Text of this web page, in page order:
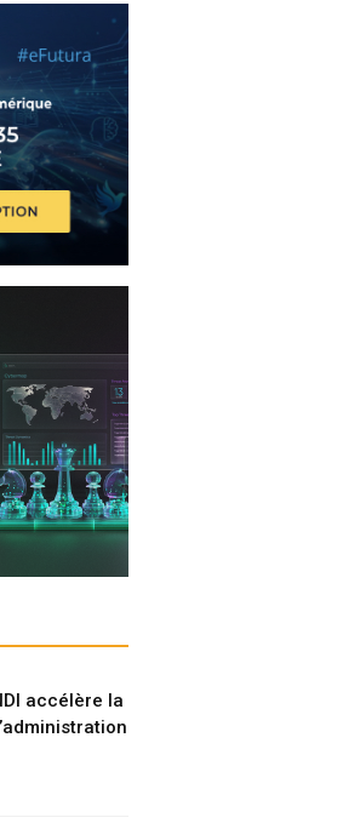
accélère la